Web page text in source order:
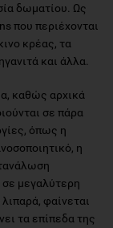
δωματίου. Ως
που περιέχονται
κρέας, τα
και άλλα.
καθώς αρχικά
σε πάρα
όπως η
η
μεγαλύτερη
φαίνεται
τα επίπεδα της